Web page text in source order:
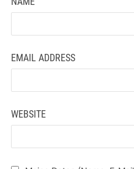
EMAIL ADDRESS
WEBSITE